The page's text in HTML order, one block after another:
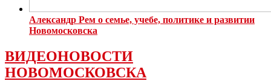
Александр Рем о семье, учебе, политике и развитии
Новомосковска
ВИДЕОНОВОСТИ
НОВОМОСКОВСКА